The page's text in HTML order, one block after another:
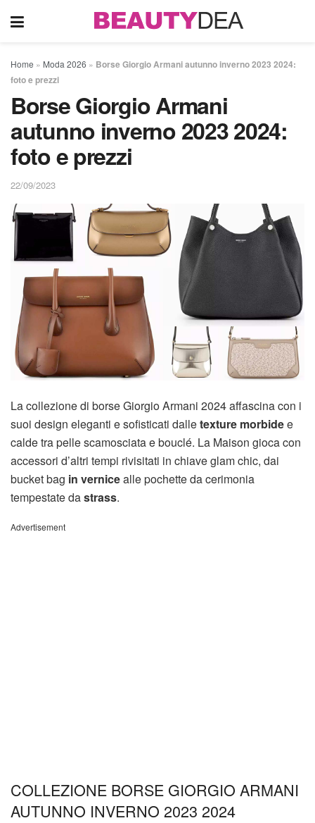
Home » Moda 2026 » Borse Giorgio Armani autunno inverno 2023 2024:
foto e prezzi
Borse Giorgio Armani
autunno inverno 2023 2024:
foto e prezzi
22/09/2023
La collezione di borse Giorgio Armani 2024 affascina con i
suoi design eleganti e sofisticati dalletexture morbidee
calde tra pelle scamosciata e bouclé. La Maison gioca con
accessori d’altri tempi rivisitati in chiave glam chic, dai
bucket bag in vernicealle pochette da cerimonia
tempestate dastrass.
Advertisement
COLLEZIONE BORSE GIORGIO ARMANI
AUTUNNO INVERNO 2023 2024